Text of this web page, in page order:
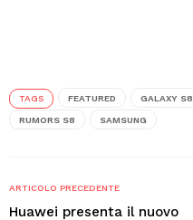
TAGS FEATURED GALAXY S8
RUMORS S8 SAMSUNG
ARTICOLO PRECEDENTE
Huawei presenta il nuovo